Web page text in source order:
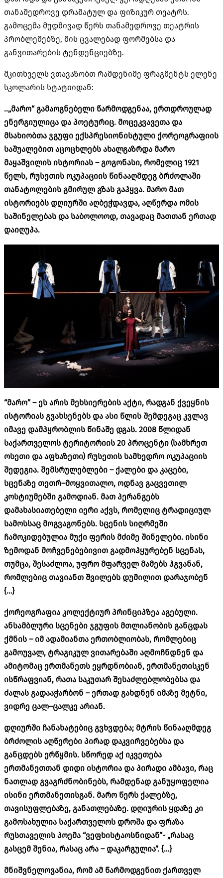
თანამედროვე დრამატულ და ფიზიკურ თეატრს.
გამოცემა მუდმივად წერს თანამედროვე თეატრის
პრობლემებზე, მის ცვალებად ფორმებსა და
განვითარების ტენდენციებზე.
მკითხველს ვთავაზობთ რამდენიმე ფრაგმენტს ელენე
სკოლარის სტატიიდან:
..„მარო“ გამაოგნებელი წარმოდგენაა, ერთდროულად
ენერგიულიცა და პოეტურიც. მოცეკვავეთა და
მსახიობთა ჯგუფი ექსპრესიონისტული ქორეოგრაფიის
საშუალებით აცოცხლებს ახალგაზრდა მარო
მაყაშვილის ისტორიას – გოგონასი, რომელიც 1921
წელს, რუსეთის ოკუპაციის წინააღმდეგ ბრძოლაში
თანატოლების გმირულ გზას გაჰყვა. მარო მათ
ისტორიებს დღიურში აღბეჭდავდა, აღწერდა ომის
საშინელებას და საბოლოოდ, თავადაც მათთან ერთად
დაიღუპა.
“მარო” – ეს არის მეხსიერების აქტი, რადგან ქვეყნის
ისტორიას გვახსენებს და ასი წლის შემდეგაც კვლავ
იმავე დამპყრობლის წინაშე დგას. 2008 წლიდან
საქართველოს ტერიტორიის 20 პროცენტი (სამხრეთ
ოსეთი და აფხაზეთი) რუსეთის სამხედრო ოკუპაციის
შედეგია. შემსრულებლები – ქალები და კაცები,
სცენაზე თეთრ–მოყვითალო, ოდნავ გაცვეთილ
კოსტიუმებში გამოდიან. მათ პერანგებს
დამახასიათებელი იერი აქვს, რომელიც ტრადიციულ
სამოსსაც მოგვაგონებს. სცენის სიღრმეში
ჩამოკიდებულია მუქი ფერის მძიმე შინელები. ისინი
ზემოდან მოჩვენებებივით გადმოჰყურებენ სცენას,
თუმცა, შესაძლოა, უფრო მფარველ მამებს ჰგვანან,
რომლებიც თავიანთ შვილებს დუმილით დარაჯობენ
{…}
ქორეოგრაფია კოლექტიურ პრინციპზეა აგებული.
ანსამბლური სცენები ჯგუფის მთლიანობის განცდას
ქმნის – იმ ადამიანთა ერთობლიობას, რომლებიც
გამოუვალ, ტრაგიკულ ვითარებაში აღმოჩნდნენ და
ამიტომაც ერთმანეთს ეყრდნობიან, ერთმანეთისკენ
ისწრაფვიან, რათა საკუთარ შესაძლებლობებსა და
ძალას გადააჭარბონ – ერთად გახდნენ იმაზე მეტნი,
ვიდრე ცალ–ცალკე არიან.
დღიურში ჩანახატებიც გვხვდება; მტრის წინააღმდეგ
ბრძოლის აღწერები პირად დაკვირვებებსა და
განცდებს ერწყმის. სწორედ აქ იკვეთება
ერთმანეთთან დიდი ისტორია და პირადი ამბავი, რაც
ნათლად გვაგრძნობინებს, რამდენად განუყოფელია
ისინი ერთმანეთისგან. მარო წერს ქალებზე,
თავისუფლებაზე, განათლებაზე. დღიურის ყდაზე კი
გამოსახულია საქართველოს დროშა და ფრაზა
რუსთაველის პოემა “ვეფხისტაოსნიდან”- „რასაც
გასცემ შენია, რასაც არა – დაკარგულია”. {…}
მნიშვნელოვანია, რომ ამ წარმოდგენით ქართველ